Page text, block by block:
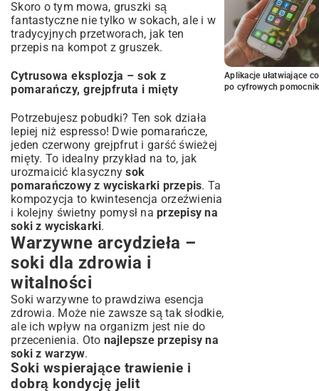
Skoro o tym mowa, gruszki są
fantastyczne nie tylko w sokach, ale i w
tradycyjnych przetworach, jak ten
przepis na kompot z gruszek.
Cytrusowa eksplozja – sok z
pomarańczy, grejpfruta i mięty
Potrzebujesz pobudki? Ten sok działa
lepiej niż espresso! Dwie pomarańcze,
jeden czerwony grejpfrut i garść świeżej
mięty. To idealny przykład na to, jak
urozmaicić klasycznysok
pomarańczowy z wyciskarki przepis. Ta
kompozycja to kwintesencja orzeźwienia
i kolejny świetny pomysł na przepisy na
soki z wyciskarki.
Warzywne arcydzieła –
soki dla zdrowia i
witalności
Soki warzywne to prawdziwa esencja
zdrowia. Może nie zawsze są tak słodkie,
ale ich wpływ na organizm jest nie do
przecenienia. Oto najlepsze przepisy na
soki z warzyw.
Soki wspierające trawienie i
dobrą kondycję jelit
Aplikacje ułatwiające
po cyfrowych